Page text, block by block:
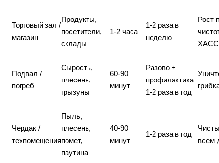
Торговый зал /
магазин
Продукты,
посетители,
склады
1-2 часа
1-2 раза в
неделю
Рост
Подвал /
погреб
Сырость,
плесень,
грызуны
60-90
минут
Разово +
профилактика
1-2 раза в год
Чердак /
техпомещения
Пыль,
плесень,
помет,
паутина
40-90
минут
1-2 раза в год
всем